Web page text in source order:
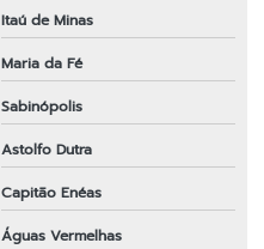
Itaú de Minas
Maria da Fé
Sabinópolis
Astolfo Dutra
Capitão Enéas
Águas Vermelhas